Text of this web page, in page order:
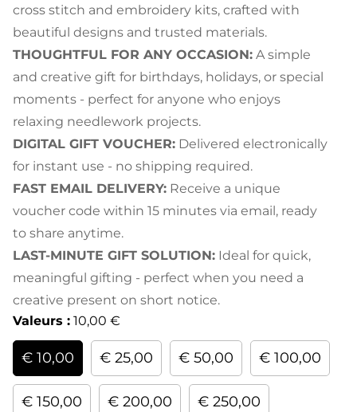
cross stitch and embroidery kits, crafted with
beautiful designs and trusted materials.
THOUGHTFUL FOR ANY OCCASION: A simple
and creative gift for birthdays, holidays, or special
moments - perfect for anyone who enjoys
relaxing needlework projects.
DIGITAL GIFT VOUCHER: Delivered electronically
for instant use - no shipping required.
FAST EMAIL DELIVERY: Receive a unique
voucher code within 15 minutes via email, ready
to share anytime.
LAST-MINUTE GIFT SOLUTION: Ideal for quick,
meaningful gifting - perfect when you need a
creative present on short notice.
Valeurs : 10,00 €
€ 10,00 € 25,00 € 50,00 € 100,00
€ 150,00 € 200,00 € 250,00